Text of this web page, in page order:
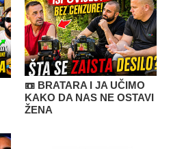
📼 BRATARA I JA UČIMO
KAKO DA NAS NE OSTAVI
ŽENA